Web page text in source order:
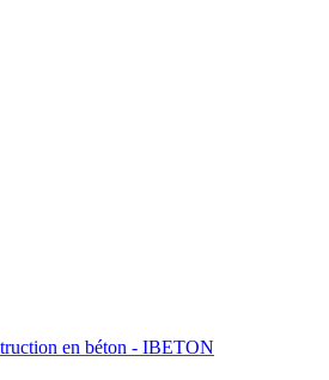
en béton - IBETON